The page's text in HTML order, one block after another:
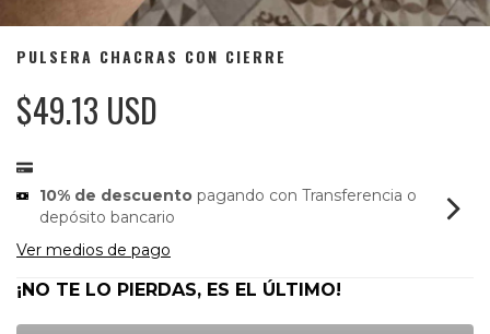
PULSERA CHACRAS CON CIERRE
$49.13 USD
10% de descuento pagando con Transferencia o
depósito bancario
Ver medios de pago
¡NO TE LO PIERDAS, ES EL ÚLTIMO!